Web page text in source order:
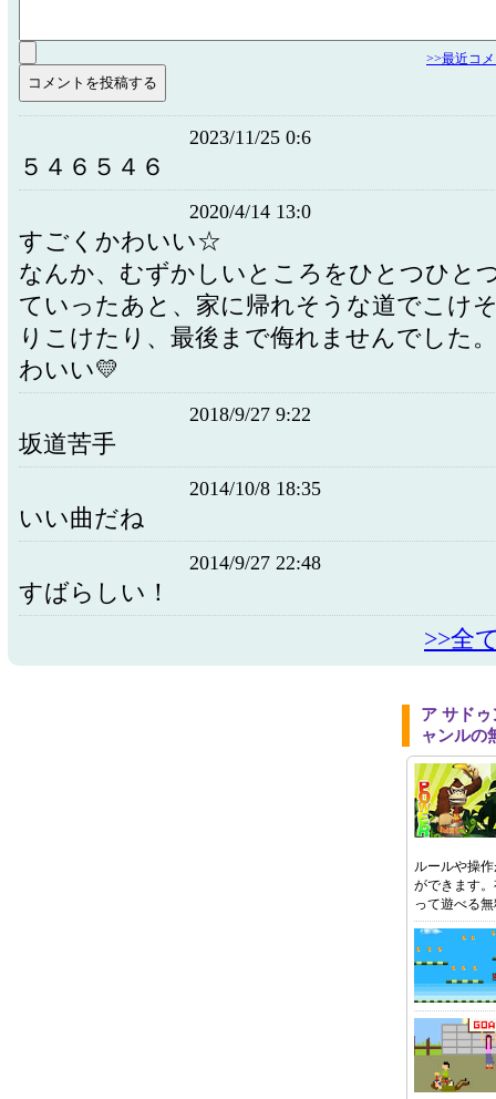
>>最近コ
2023/11/25 0:6
５４６５４６
2020/4/14 13:0
すごくかわいい☆
なんか、むずかしいところをひとつひと
ていったあと、家に帰れそうな道でこけ
りこけたり、最後まで侮れませんでした
わいい💛
2018/9/27 9:22
坂道苦手
2014/10/8 18:35
いい曲だね
2014/9/27 22:48
すばらしい！
>>全
ア サド
ャンルの
ルールや操
ができます
って遊べる